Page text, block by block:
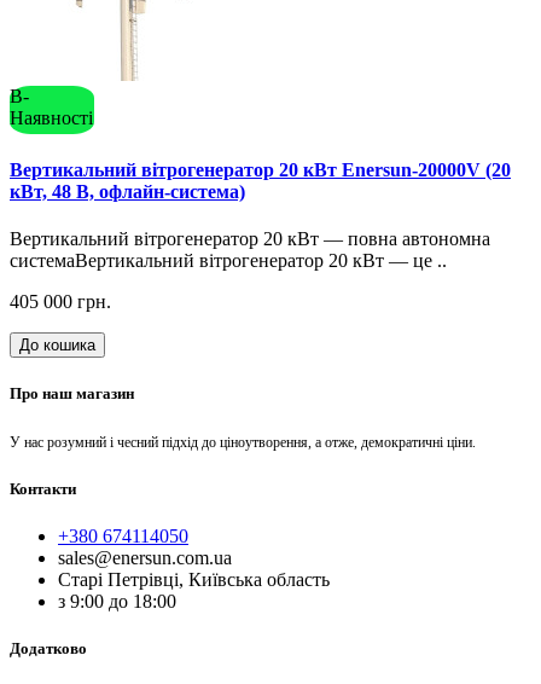
В-
Наявності
Вертикальний вітрогенератор 20 кВт Enersun-20000V (20
кВт, 48 В, офлайн-система)
Вертикальний вітрогенератор 20 кВт — повна автономна
системаВертикальний вітрогенератор 20 кВт — це ..
405 000 грн.
До кошика
Про наш магазин
У нас розумний і чесний підхід до ціноутворення, а отже, демократичні ціни.
Контакти
+380 674114050
sales@enersun.com.ua
Старі Петрівці, Київська область
з 9:00 до 18:00
Додатково